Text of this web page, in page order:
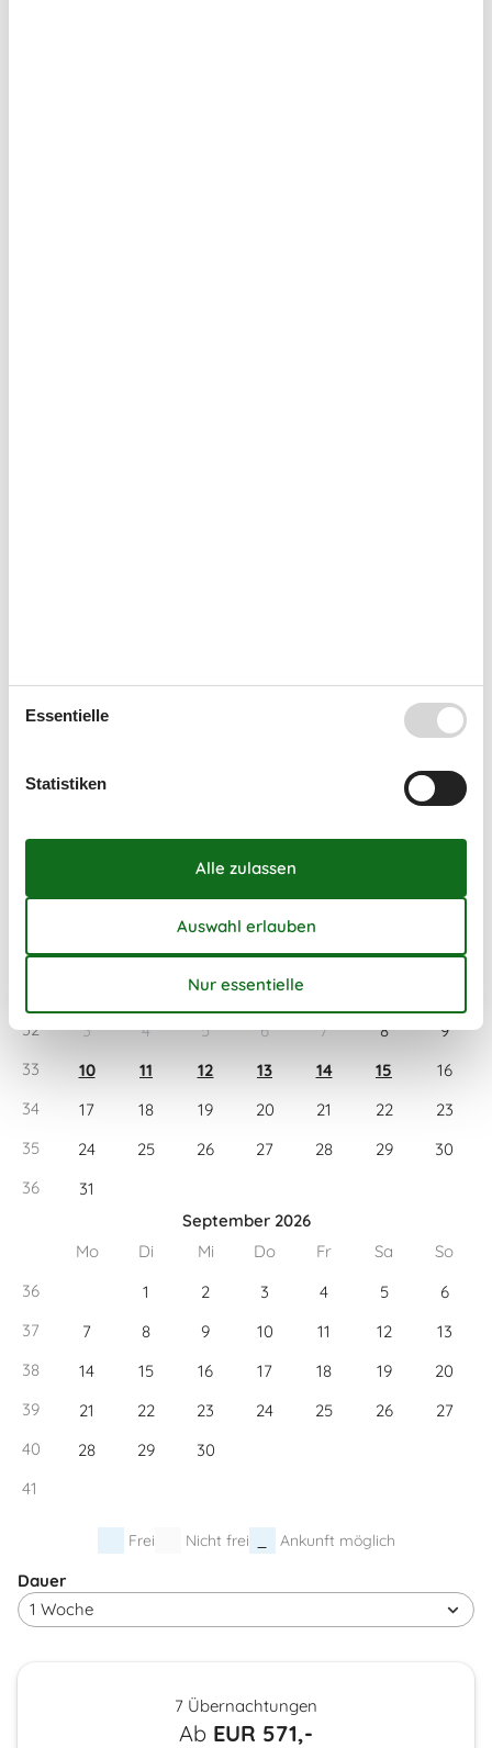
Ankunft
August 2026
Mo
Di Mi Do Fr Sa
So
32
3 4 5 6 7 8
9
33
10 11 12 13 14 15
16
34
17 18 19 20 21 22
23
35
24 25 26 27 28 29
30
36
31
September 2026
Mo
Di Mi Do Fr Sa
So
36
1 2 3 4 5
6
37
7 8 9 10 11 12
13
38
14 15 16 17 18 19
20
39
21 22 23 24 25 26
27
40
28 29
30
41
Frei Nicht frei Ankunft möglich
Dauer
7 Übernachtungen
Ab EUR 571,-
Essentielle
Statistiken